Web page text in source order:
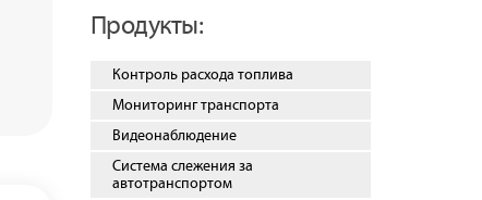
Продукты:
Контроль расхода топлива
Мониторинг транспорта
Видеонаблюдение
Система слежения за
автотранспортом